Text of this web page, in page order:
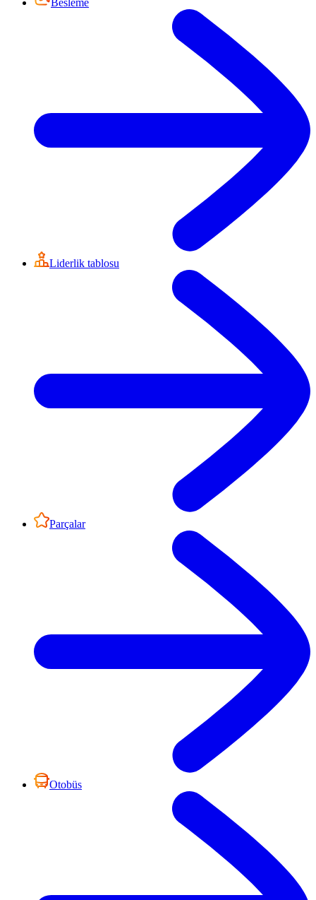
Besleme
Liderlik tablosu
Parçalar
Otobüs